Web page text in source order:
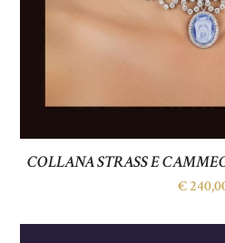
COLLANA STRASS E
€